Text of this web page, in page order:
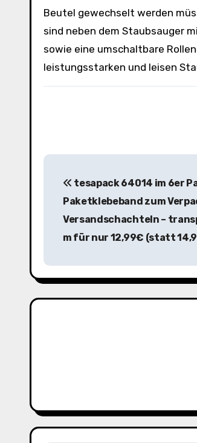
Beutel gewechselt werden
sind neben dem Staubsauger
sowie eine umschaltbare
leistungsstarken und leisen
B
r
a
v
tesapack 64014 im 6er
Paketklebeband zum
Versandschachteln –
m für nur 12,99€ (statt